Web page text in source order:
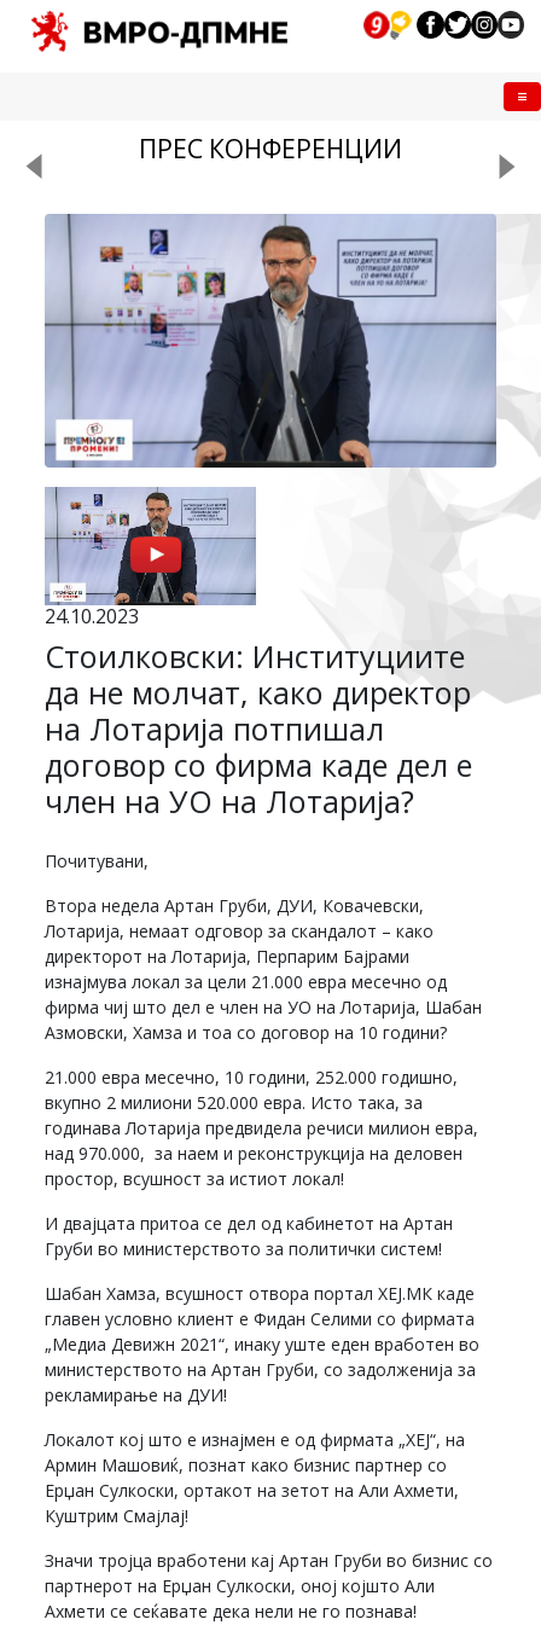
ПРЕС КОНФЕРЕНЦИИ
24.10.2023
Стоилковски: Институциите
да не молчат, како директор
на Лотарија потпишал
договор со фирма каде дел е
член на УО на Лотарија?
Почитувани,
Втора недела Артан Груби, ДУИ, Ковачевски,
Лотарија, немаат одговор за скандалот – како
директорот на Лотарија, Перпарим Бајрами
изнајмува локал за цели 21.000 евра месечно од
фирма чиј што дел е член на УО на Лотарија, Шабан
Азмовски, Хамза и тоа со договор на 10 години?
21.000 евра месечно, 10 години, 252.000 годишно,
вкупно 2 милиони 520.000 евра. Исто така, за
годинава Лотарија предвидела речиси милион евра,
над 970.000, за наем и реконструкција на деловен
простор, всушност за истиот локал!
И двајцата притоа се дел од кабинетот на Артан
Груби во министерството за политички систем!
Шабан Хамза, всушност отвора портал ХЕЈ.МК каде
главен условно клиент е Фидан Селими со фирмата
„Медиа Девижн 2021“, инаку уште еден вработен во
министерството на Артан Груби, со задолженија за
рекламирање на ДУИ!
Локалот кој што е изнајмен е од фирмата „ХЕЈ“, на
Армин Машовиќ, познат како бизнис партнер со
Ерџан Сулкоски, ортакот на зетот на Али Ахмети,
Куштрим Смајлај!
Значи тројца вработени кај Артан Груби во бизнис со
партнерот на Ерџан Сулкоски, оној којшто Али
Ахмети се сеќавате дека нели не го познава!